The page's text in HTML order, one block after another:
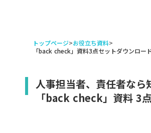
トップページ>お役立ち資料>
「back check」資料3点セットダウンロー
人事担当者、責任者なら
「back check」資料 3